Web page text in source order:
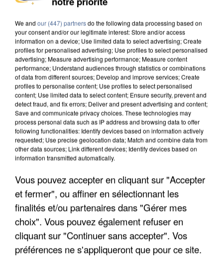
DE SOLIDARITÉ AVEC LES...
APRÈS TOUTES CES CANICULES, LES REFUGES
DE FAUNE SAUVAGE SONT...
We and our (447) partnersdo the following data processing based on
your consent and/or our legitimate interest: Store and/or access
information on a device; Use limited data to select advertising; Create
profiles for personalised advertising; Use profiles to select personalised
advertising; Measure advertising performance; Measure content
performance; Understand audiences through statistics or combinations
of data from different sources; Develop and improve services; Create
profiles to personalise content; Use profiles to select personalised
content; Use limited data to select content; Ensure security, prevent and
detect fraud, and fix errors; Deliver and present advertising and content;
Save and communicate privacy choices. These technologies may
process personal data such as IP address and browsing data to offer
following functionalities: Identify devices based on information actively
requested; Use precise geolocation data; Match and combine data from
other data sources; Link different devices; Identify devices based on
information transmitted automatically.
Vous pouvez accepter en cliquant sur "Accepter
et fermer", ou affiner en sélectionnant les
finalités et/ou partenaires dans "Gérer mes
choix". Vous pouvez également refuser en
cliquant sur "Continuer sans accepter". Vos
préférences ne s'appliqueront que pour ce site.